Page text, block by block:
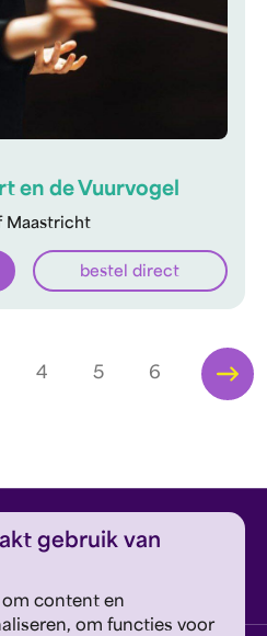
gebruik van
om content en
om functies voor
Maastricht
en de Vuurvogel
bestel direct
4 5 6